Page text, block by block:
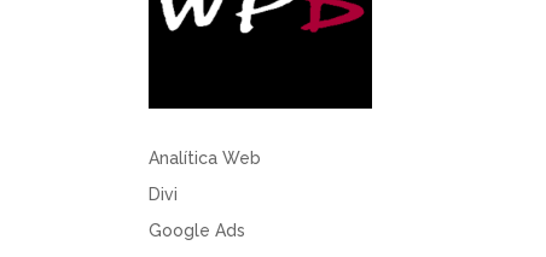
Analítica Web
Divi
Google Ads